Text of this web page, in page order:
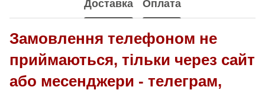
Доставка Оплата
Замовлення телефоном не
приймаються, тільки через сайт
або месенджери - телеграм,